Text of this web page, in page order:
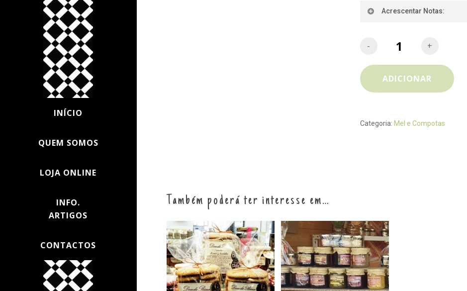
INÍCIO
QUEM SOMOS
LOJA ONLINE
INFO.
ARTIGOS
CONTACTOS
Acrescentar Notas:
ADICIONAR
Categoria: Mel e Compotas
Também poderá ter interesse em…